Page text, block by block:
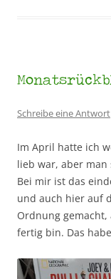
Schreibe eine Antwort
Im April hatte ich
lieb war, aber
Bei mir ist das
und auch hier auf
Ordnung
fertig bin. Das